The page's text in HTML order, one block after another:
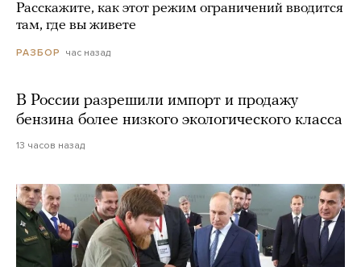
Расскажите, как этот режим ограничений вводится
там, где вы живете
РАЗБОР час назад
В России разрешили импорт и продажу
бензина более низкого экологического класса
13 часов назад